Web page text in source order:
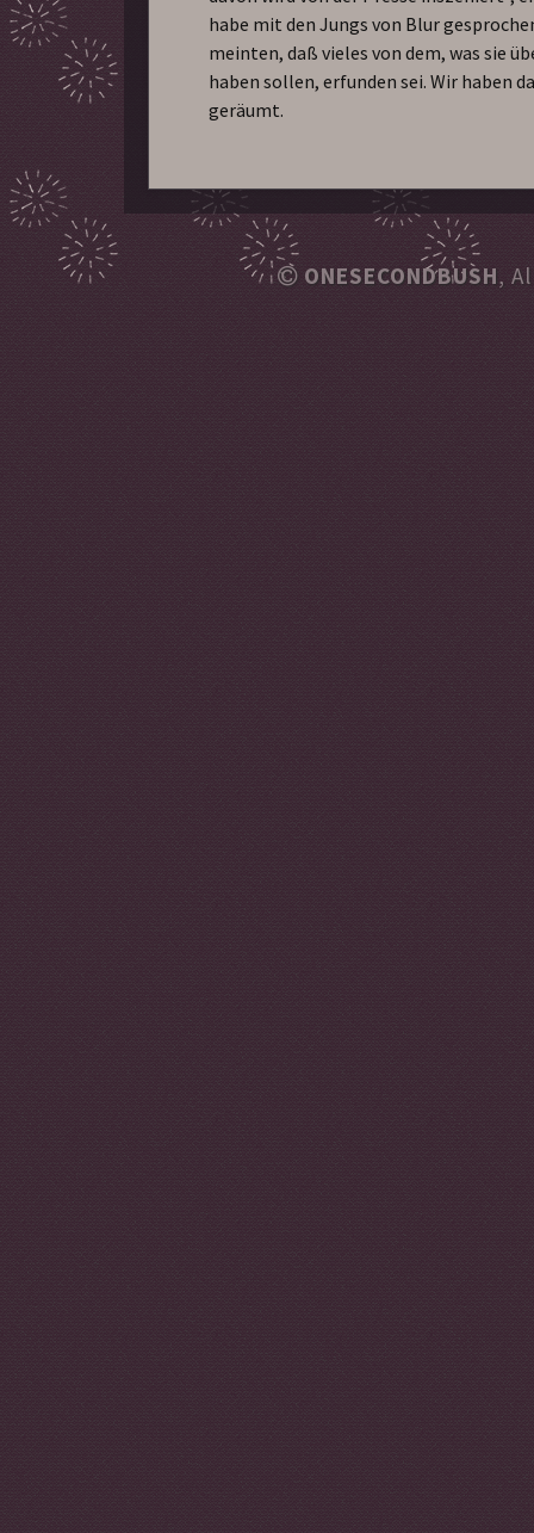
habe mit den Jungs von Blur
meinten, daß vieles von dem, was sie
haben sollen, erfunden sei. Wir haben
geräumt.
ONESECONDBUSH,